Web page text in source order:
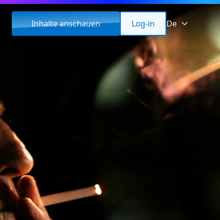
Inhalte anschauen Log-in De